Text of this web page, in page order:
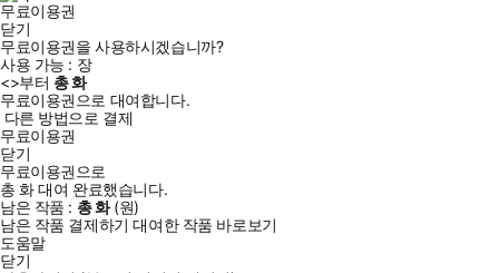
무료이용권
닫기
무료이용권을 사용하시겠습니까?
사용 가능 : 장
<>부터 총화
무료이용권으로 대여합니다.
다른 방법으로 결제
무료이용권
닫기
무료이용권으로
총 화대여 완료했습니다.
남은 작품 : 총화(원)
남은 작품 결제하기 대여한 작품 바로보기
도움말
닫기